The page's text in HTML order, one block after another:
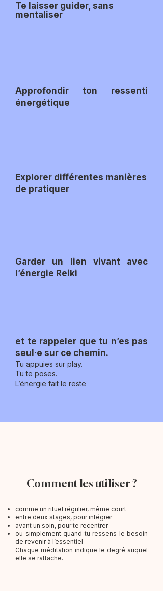
Te laisser guider, sans
mentaliser
Approfondir ton ressenti
énergétique
Explorer différentes manières
de pratiquer
Garder un lien vivant avec
l’énergie Reiki
et te rappeler que tu n’es pas
seul·e sur ce chemin.
Tu appuies sur play.
Tu te poses.
L’énergie fait le reste
Comment les utiliser ?
comme un rituel régulier, même court
entre deux stages, pour intégrer
avant un soin, pour te recentrer
ou simplement quand tu ressens le besoin
de revenir à l’essentiel
Chaque méditation indique le degré auquel
elle se rattache.